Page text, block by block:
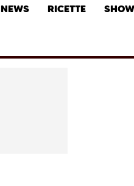
NEWS RICETTE SHOW